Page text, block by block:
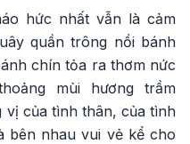
hức nhất vẫn là cảm
quần trông nồi bánh
chín tỏa ra thơm nức
mùi hương trầm
của tình thân, của tình
bên nhau vui vẻ kể cho